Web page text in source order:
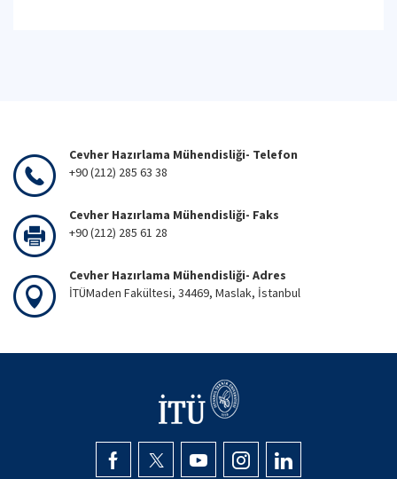
Cevher Hazırlama Mühendisliği- Telefon
+90 (212) 285 63 38
Cevher Hazırlama Mühendisliği- Faks
+90 (212) 285 61 28
Cevher Hazırlama Mühendisliği- Adres
İTÜMaden Fakültesi, 34469, Maslak, İstanbul